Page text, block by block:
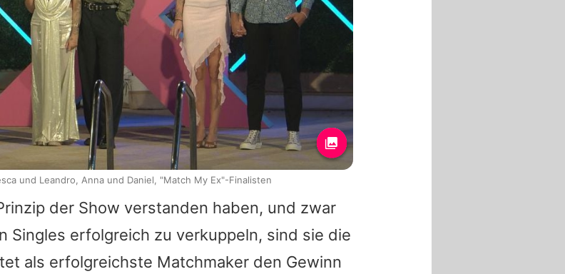
der Show verstanden haben, und zwar
Singles erfolgreich zu verkuppeln, sind sie die
als erfolgreichste Matchmaker den Gewinn
und Leandro, Anna und Daniel, "Match My Ex"-Finalisten